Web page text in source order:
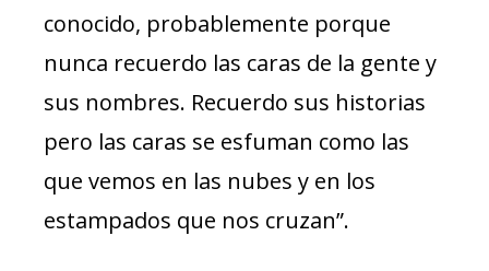
conocido, probablemente porque
nunca recuerdo las caras de la gente y
sus nombres. Recuerdo sus historias
pero las caras se esfuman como las
que vemos en las nubes y en los
estampados que nos cruzan”.